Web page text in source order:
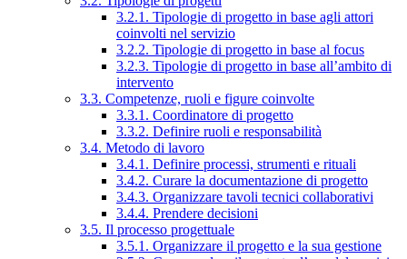
3.2.1. Tipologie di progetto in base agli attori
coinvolti nel servizio
3.2.2. Tipologie di progetto in base al focus
3.2.3. Tipologie di progetto in base all’ambito di
intervento
3.3. Competenze, ruoli e figure coinvolte
3.3.1. Coordinatore di progetto
3.3.2. Definire ruoli e responsabilità
3.4. Metodo di lavoro
3.4.1. Definire processi, strumenti e rituali
3.4.2. Curare la documentazione di progetto
3.4.3. Organizzare tavoli tecnici collaborativi
3.4.4. Prendere decisioni
3.5. Il processo progettuale
3.5.1. Organizzare il progetto e la sua gestione